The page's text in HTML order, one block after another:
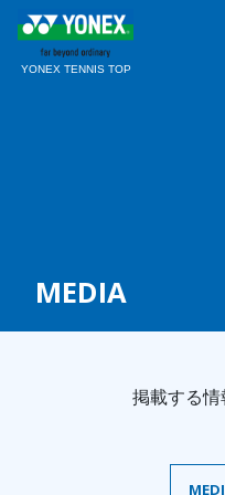
YONEX TENNIS TOP
MEDIA
掲載する情